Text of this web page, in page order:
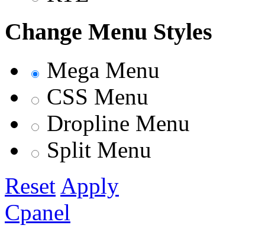
Change Menu Styles
Mega Menu
CSS Menu
Dropline Menu
Split Menu
Reset Apply
Cpanel